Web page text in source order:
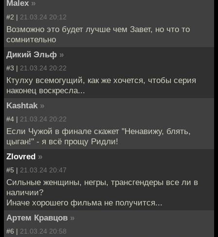
Malex »
#2 | 21.03.24 20:12
Возможно это будет лучше чем Завет, но что то
сомнительно
Дикий Эльф »
#3 | 21.03.24 20:22
Ктулху всемогущий, как же хочется, чтобы серия
наконец воскресла...
Kashtak »
#4 | 21.03.24 20:22
Если Чужой в финале скажет "Ненавижу, блять,
цыган!" - я всё прощу Ридли!
Zlovred »
#5 | 21.03.24 20:47
Сильные женщины, негры, трансгендеры все ли в
наличии?
Иначе хорошего фильма не получится...
Артем Кравцов »
#6 | 21.03.24 20:58